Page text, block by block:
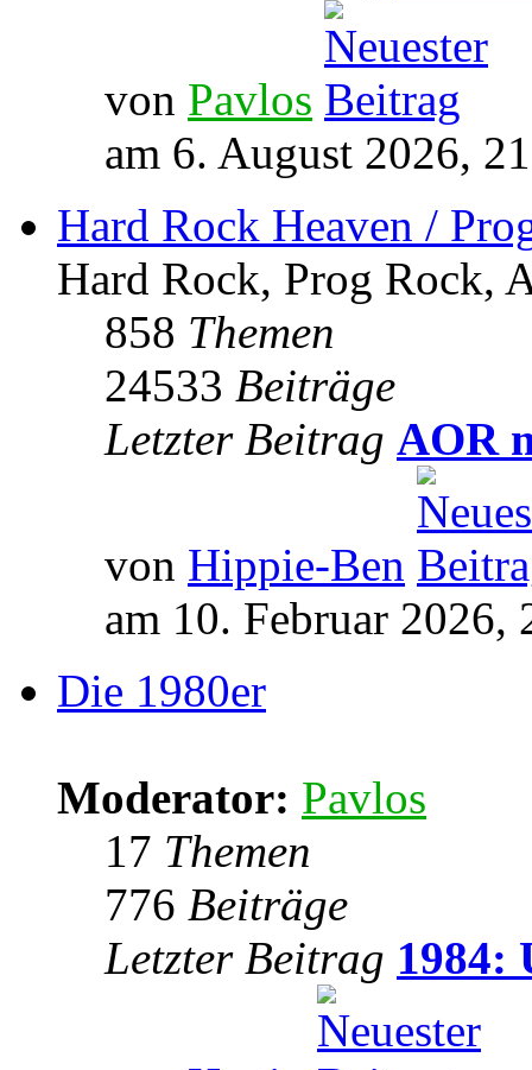
von Pavlos
am 6. August 2026,
Hard Rock Heaven /
Hard Rock, Prog Rock,
858 Themen
24533 Beiträge
Letzter Beitrag AOR
von Hippie-Ben
am 10. Februar 2026,
Die 1980er
Moderator: Pavlos
17 Themen
776 Beiträge
Letzter Beitrag 1984: